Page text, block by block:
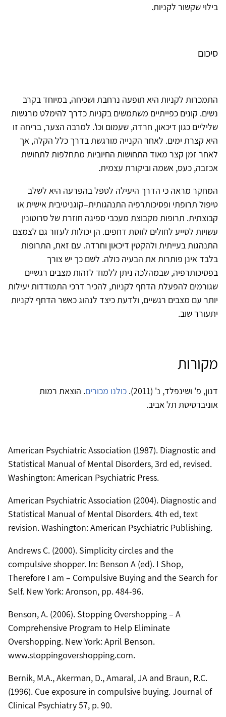
בילוי שקשור לקניות.
סיכום
התמכרות לקניות היא תופעה נרחבת ושכיחה, במיוחד בקרב
נשים. קונים כפייתיים משתמשים בקניות כדרך להימלט מרגשות
שליליים כגון דיכאון, חרדה, שעמום וכו'. למרבה הצער, בריחה זו
היא קצרת ימים. לאחר הקנייה מורגשת בדרך כלל הקלה, אך
לאחר זמן קצר מאוד התחושות החיוביות מתחלפות לתחושת
אכזבה, כעס, אשמה וביקורת עצמית.
המחקר מראה כי הדרך היעילה לטפל בהפרעה היא לשלב
טיפול תרופתי ופסיכותרפיה התנהגותית–קוגניטיבית אישית או
קבוצתית. תרופות מקבוצת מעכבי ספיגה חוזרת של סרוטונין
עשויות לסייע לחולים לווסת דחפים. הן יכולות לעזור גם לצמצם
התנהגות בעייתית ולהקטין דיכאון וחרדה. עם זאת, התרופות
בלבד אינן פותרות את הבעיה כולה. לשם כך יש צורך
בפסיכותרפיה, שבמהלכה ניתן ללמוד לזהות מצבים רגשיים
שגורמים להפעלת הדחף לקניות, להכיר דרכי התמודדות יעילות
יותר עם מצבים רגשיים, ולדעת כיצד לנהוג כאשר הדחף לקניות
יתעורר שוב.
מקורות
דנון, פ' ושינפלד, נ' (2011). כולנו מכורים. הוצאת רמות
אוניברסיטת תל אביב.
American Psychiatric Association (1987). Diagnostic and
Statistical Manual of Mental Disorders, 3rd ed, revised.
Washington: American Psychiatric Press.
American Psychiatric Association (2004). Diagnostic and
Statistical Manual of Mental Disorders. 4th ed, text
revision. Washington: American Psychiatric Publishing.
Andrews C. (2000). Simplicity circles and the
compulsive shopper. In: Benson A (ed). I Shop,
Therefore I am – Compulsive Buying and the Search for
Self. New York: Aronson, pp. 484-96.
Benson, A. (2006). Stopping Overshopping – A
Comprehensive Program to Help Eliminate
Overshopping. New York: April Benson.
www.stoppingovershopping.com.
Bernik, M.A., Akerman, D., Amaral, JA and Braun, R.C.
(1996). Cue exposure in compulsive buying. Journal of
Clinical Psychiatry 57, p. 90.